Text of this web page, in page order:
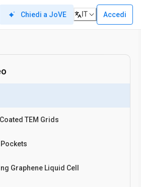
Chiedi a JoVE IT Accedi
TEM Grids
Graphene Liquid Cell